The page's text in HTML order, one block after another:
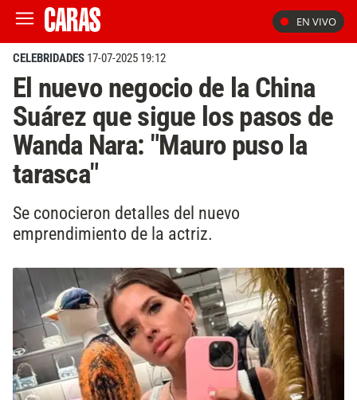
EN VIVO
CELEBRIDADES 17-07-2025 19:12
El nuevo negocio de la China
Suárez que sigue los pasos de
Wanda Nara: "Mauro puso la
tarasca"
Se conocieron detalles del nuevo
emprendimiento de la actriz.